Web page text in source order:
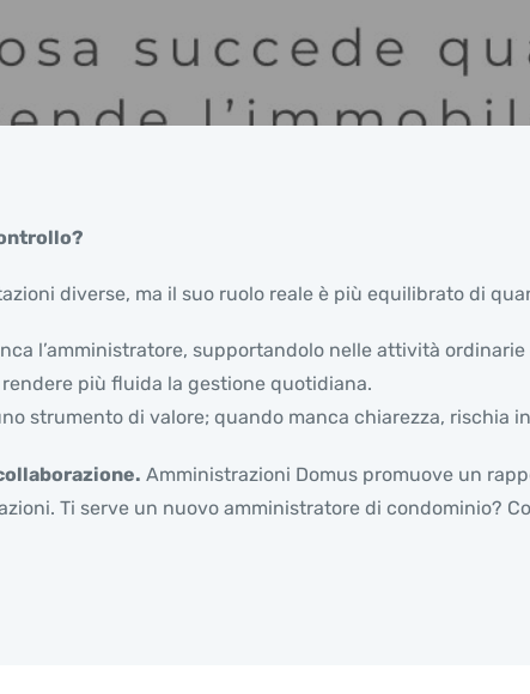
diverse, ma il suo ruolo reale è più equilibrato di
l’amministratore, supportandolo nelle attività
più fluida la gestione quotidiana.
strumento di valore; quando manca chiarezza, rischia
Amministrazioni Domus promuove un
Ti serve un nuovo amministratore di condominio?